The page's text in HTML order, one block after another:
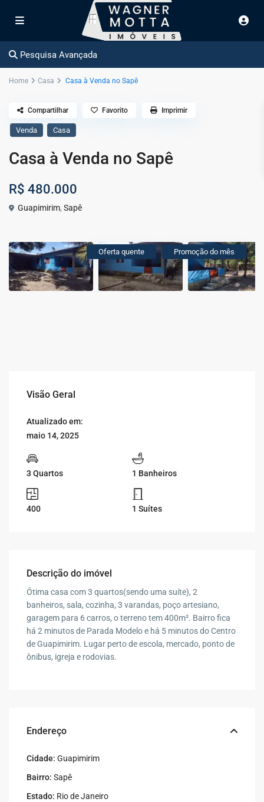
Pesquisa Avançada
Home Casa Casa à Venda no Sapê
Venda Casa
Casa à Venda no Sapê
R$ 480.000
Guapimirim,Sapê
Compartilhar Favorito Imprimir
Oferta quente Promoção do mês
Visão Geral
Atualizado em:
maio 14, 2025
3 Quartos 1 Banheiros
400 1 Suítes
Descrição do imóvel
Ótima casa com 3 quartos(sendo uma suíte), 2
banheiros, sala, cozinha, 3 varandas, poço artesiano,
garagem para 6 carros, o terreno tem 400m². Bairro fica
há 2 minutos de Parada Modelo e há 5 minutos do Centro
de Guapimirim. Lugar perto de escola, mercado, ponto de
ônibus, igreja e rodovias.
Endereço
Cidade: Guapimirim
Bairro: Sapê
Estado: Rio de Janeiro